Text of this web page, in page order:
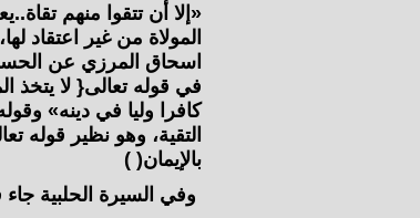
«إلا أن تتقوا منهم
المولاة من غير اعتقاد
اسحاق المرزي عن
في قوله تعالى{ لا يتخذ
كافرا وليا في دينه»
التقية، وهو نظير قوله
بالإيمان( )
وفي السيرة الحلبية جاء